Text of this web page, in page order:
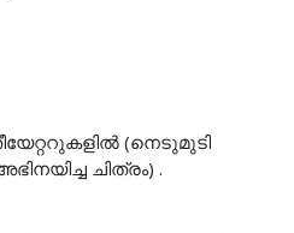
(നെടുമുടി
ചിത്രം) .